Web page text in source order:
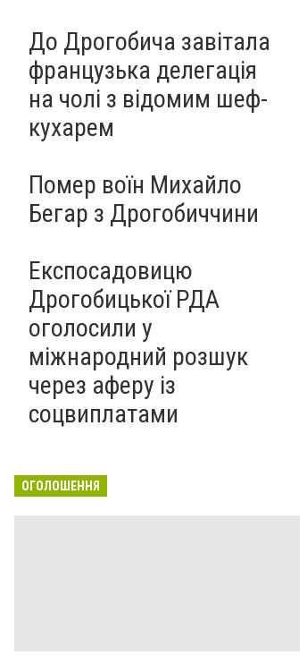
До Дрогобича завітала
французька делегація
на чолі з відомим шеф-
кухарем
Помер воїн Михайло
Бегар з Дрогобиччини
Експосадовицю
Дрогобицької РДА
оголосили у
міжнародний розшук
через аферу із
соцвиплатами
ОГОЛОШЕННЯ